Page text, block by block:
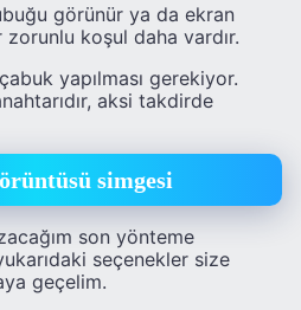
görünür ya da ekran
zorunlu koşul daha vardır.
yapılması gerekiyor.
aksi takdirde
simgesi
son yönteme
seçenekler size
geçelim.